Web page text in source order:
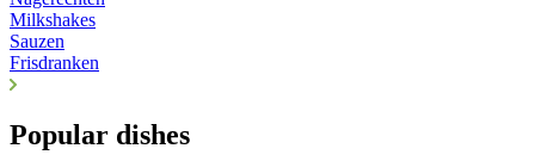
Milkshakes
Sauzen
Frisdranken
Popular dishes